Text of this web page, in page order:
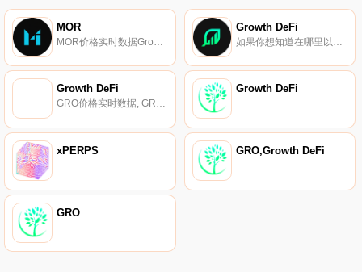
MOR Growth DeFi
Growth DeFi
GRO价格实时数据, GRO是生态系统的核心代币,它对Growth DeFi-拥有治理权；的生态系统是通货紧缩的,所有Growth DeFi产品的部分收入分配给GRO代币持有者.
Growth DeFi
xPERPS GRO,Growth DeFi
GRO